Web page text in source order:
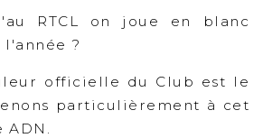
RTCL on joue en blanc
?
officielle du Club est le
particulièrement à cet
ADN.